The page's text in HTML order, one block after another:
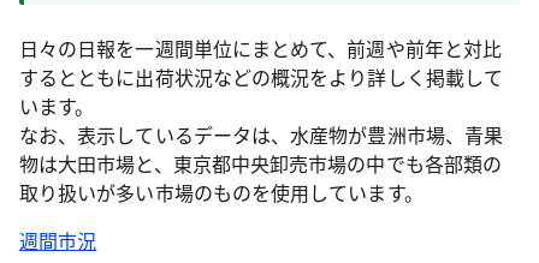
日々の日報を一週間単位にまとめて、前週や前年と対比
するとともに出荷状況などの概況をより詳しく掲載して
います。
なお、表示しているデータは、水産物が豊洲市場、青果
物は大田市場と、東京都中央卸売市場の中でも各部類の
取り扱いが多い市場のものを使用しています。
週間市況